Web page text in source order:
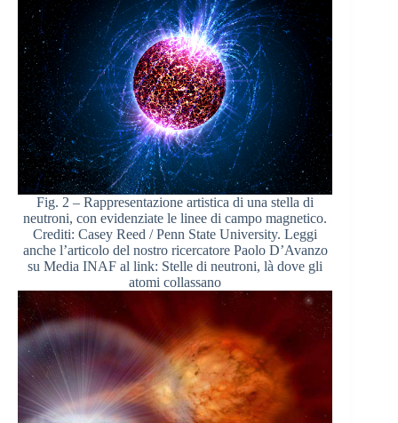
Fig. 2 – Rappresentazione artistica di una stella di
neutroni, con evidenziate le linee di campo magnetico.
Crediti: Casey Reed / Penn State University. Leggi
anche l’articolo del nostro ricercatore Paolo D’Avanzo
su Media INAF al link: Stelle di neutroni, là dove gli
atomi collassano